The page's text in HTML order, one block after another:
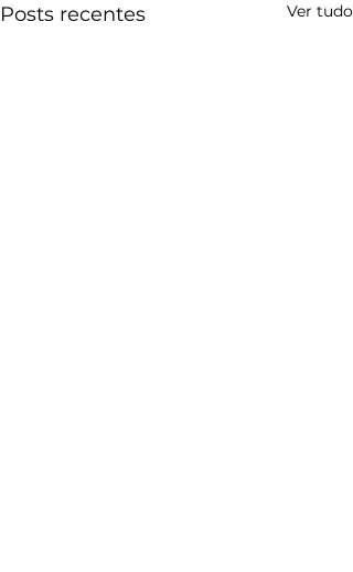
Posts recentes Ver tudo